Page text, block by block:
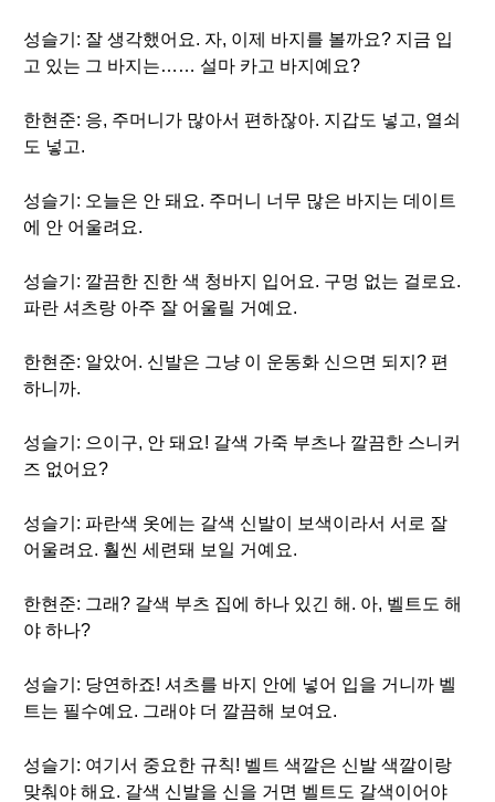
성슬기: 잘 생각했어요. 자, 이제 바지를 볼까요? 지금 입
고 있는 그 바지는…… 설마 카고 바지예요?
한현준: 응, 주머니가 많아서 편하잖아. 지갑도 넣고, 열쇠
도 넣고.
성슬기: 오늘은 안 돼요. 주머니 너무 많은 바지는 데이트
에 안 어울려요.
성슬기: 깔끔한 진한 색 청바지 입어요. 구멍 없는 걸로요.
파란 셔츠랑 아주 잘 어울릴 거예요.
한현준: 알았어. 신발은 그냥 이 운동화 신으면 되지? 편
하니까.
성슬기: 으이구, 안 돼요! 갈색 가죽 부츠나 깔끔한 스니커
즈 없어요?
성슬기: 파란색 옷에는 갈색 신발이 보색이라서 서로 잘
어울려요. 훨씬 세련돼 보일 거예요.
한현준: 그래? 갈색 부츠 집에 하나 있긴 해. 아, 벨트도 해
야 하나?
성슬기: 당연하죠! 셔츠를 바지 안에 넣어 입을 거니까 벨
트는 필수예요. 그래야 더 깔끔해 보여요.
성슬기: 여기서 중요한 규칙! 벨트 색깔은 신발 색깔이랑
맞춰야 해요. 갈색 신발을 신을 거면 벨트도 갈색이어야